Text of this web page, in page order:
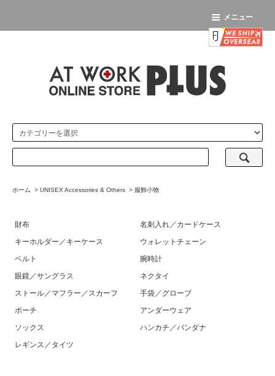
メニュー
ホーム > UNISEX Accessories & Others > 服飾小物
財布
名刺入れ／カードケース
キーホルダー／キーケース
ウォレットチェーン
ベルト
腕時計
眼鏡／サングラス
ネクタイ
ストール／マフラー／スカーフ
手袋／グローブ
ポーチ
アンダーウェア
ソックス
ハンカチ／バンダナ
レギンス／タイツ